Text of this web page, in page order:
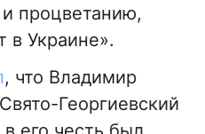
процветанию,
в Украине».
, что Владимир
Георгиевский